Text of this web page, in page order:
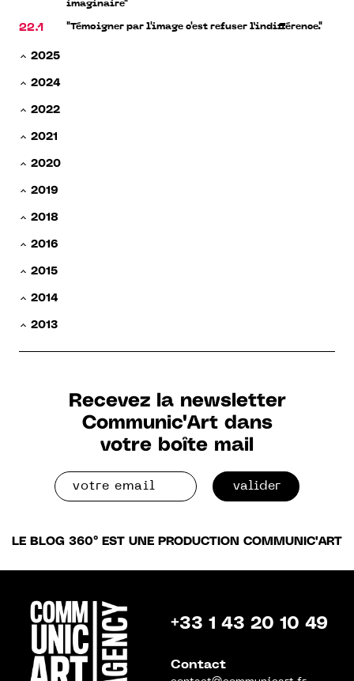
imaginaire"
22.1 "Témoigner par l'image c'est refuser l’indifférence."
2025
2024
2022
2021
2020
2019
2018
2016
2015
2014
2013
Recevez la newsletter
Communic'Art dans
votre boîte mail
valider
LE BLOG 360° EST UNE PRODUCTION COMMUNIC'ART
+33 1 43 20 10 49
Contact